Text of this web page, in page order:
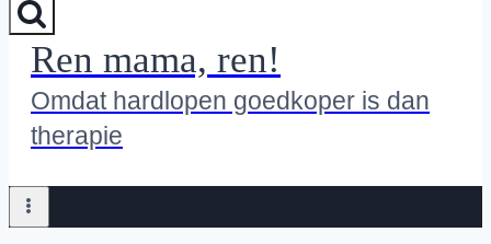
Ren mama, ren!
Omdat hardlopen goedkoper is dan
therapie